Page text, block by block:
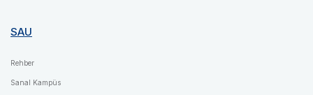
SAU
Rehber
Sanal Kampüs